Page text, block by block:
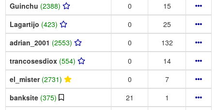
Guinchu (2388) 0
15
Lagartijo (423) 0
25
adrian_2001 (2553) 0
132
trancosesdiox (554) 0
14
el_mister (2731) 0
7
banksite (375) 21
1